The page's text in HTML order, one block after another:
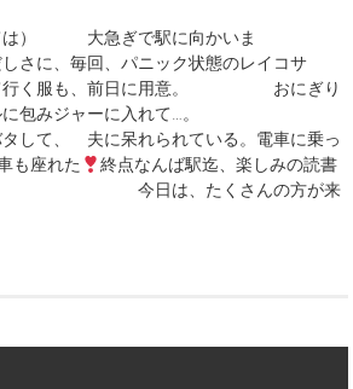
は） 大急ぎで駅に向かいま
、毎回、パニック状態のレイコサ
も、前日に用意。 おにぎり
イルに包みジャーに入れて…。
して、 夫に呆れられている。電車に乗っ
も座れた
終点なんば駅迄、楽しみの読書
日は、たくさんの方が来